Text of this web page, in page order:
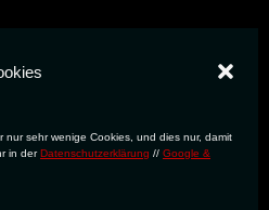
nur sehr wenige Cookies, und dies nur, damit
in derDatenschutzerklärung // Google &